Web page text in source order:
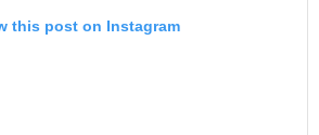
this post on Instagram